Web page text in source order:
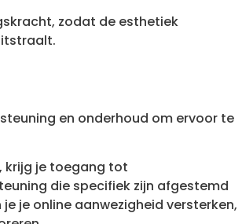
zodat de esthetiek
en onderhoud om ervoor te
krijg je toegang tot
die specifiek zijn afgestemd
je online aanwezigheid versterken,